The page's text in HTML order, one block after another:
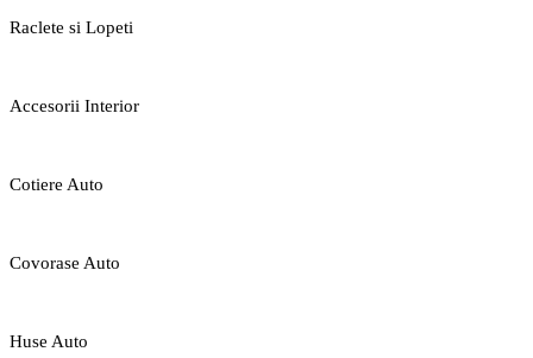
Raclete si Lopeti
Accesorii Interior
Cotiere Auto
Covorase Auto
Huse Auto